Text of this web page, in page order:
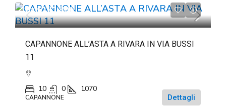
da€171.896
CAPANNONE ALL’ASTA A RIVARA IN VIA BUSSI
11
10 0 1070
CAPANNONE Dettagli